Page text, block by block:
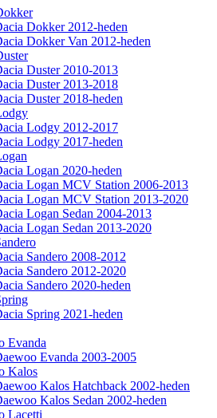
Dokker 2012-heden
Dokker Van 2012-heden
Duster 2010-2013
Duster 2013-2018
Duster 2018-heden
Lodgy 2012-2017
Lodgy 2017-heden
Logan 2020-heden
Logan MCV Station 2006-2013
Logan MCV Station 2013-2020
Logan Sedan 2004-2013
Logan Sedan 2013-2020
Sandero 2008-2012
Sandero 2012-2020
Sandero 2020-heden
Spring 2021-heden
Evanda
Evanda 2003-2005
Kalos
Kalos Hatchback 2002-heden
Kalos Sedan 2002-heden
Lacetti